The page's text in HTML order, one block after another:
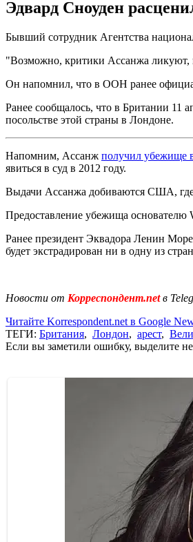
Эдвард Сноуден
Бывший сотрудник Агентства
"Возможно, критики Ассанжа ликуют,
Он напомнил, что в ООН ранее
Ранее сообщалось, что в Британии 11
посольстве этой страны в Лондоне.
Напомним, Ассанж получил убежище
явиться в суд в 2012 году.
Выдачи Ассанжа добиваются США, где
Предоставление убежища основателю
Ранее президент Эквадора Ленин
будет экстрадирован ни в одну из
Новости от Корреспондент.netв
Читайте Korrespondent.net в Google
ТЕГИ: Британия, Лондон, арест,
Если вы заметили ошибку, выделите